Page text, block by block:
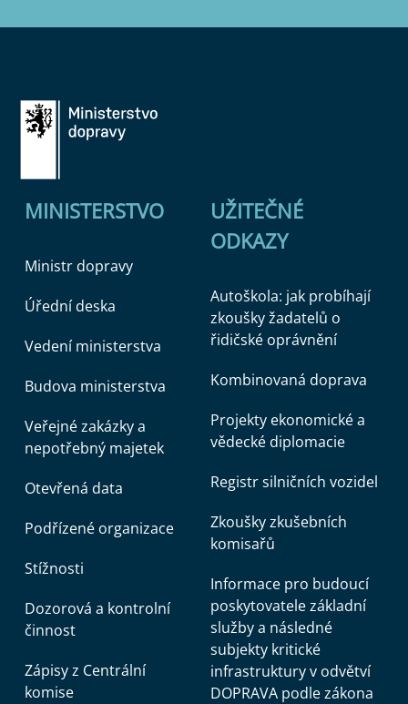
MINISTERSTVO
Ministr dopravy
Úřední deska
Vedení ministerstva
Budova ministerstva
Veřejné zakázky a
nepotřebný majetek
Otevřená data
Podřízené organizace
Stížnosti
Dozorová a kontrolní
činnost
Zápisy z Centrální
komise
UŽITEČNÉ
ODKAZY
Autoškola: jak probíhají
zkoušky žadatelů o
řidičské oprávnění
Kombinovaná doprava
Projekty ekonomické a
vědecké diplomacie
Registr silničních vozidel
Zkoušky zkušebních
komisařů
Informace pro budoucí
poskytovatele základní
služby a následné
subjekty kritické
infrastruktury v odvětví
DOPRAVA podle zákona